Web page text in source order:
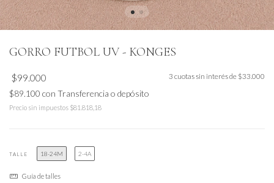
GORRO FUTBOL UV - KONGES
$99.000
$89.100 con Transferencia o depósito
Precio sin impuestos $81.818,18
3 cuotas sin interés de $33.000
TALLE 18-24M 2-4A
Guía de talles